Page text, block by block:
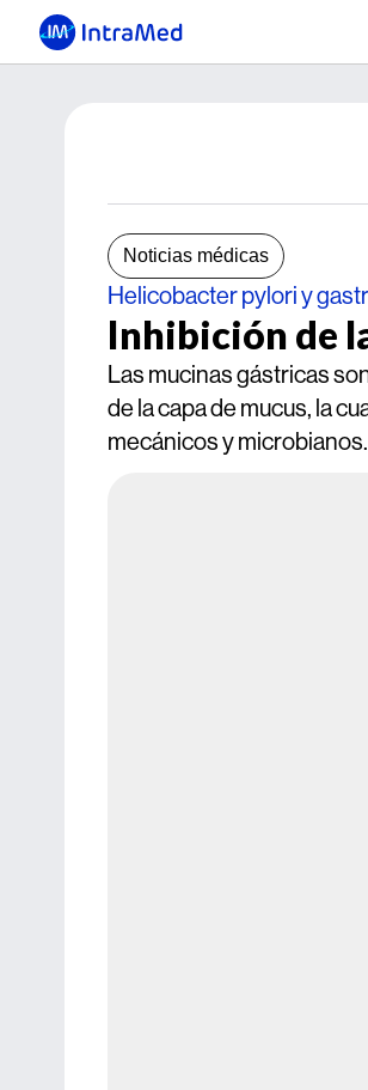
Noticias médicas
Helicobacter pylori y
Inhibición de
Las mucinas gástricas
de la capa de mucus, la
mecánicos y microbianos.